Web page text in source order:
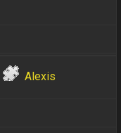
Alexis